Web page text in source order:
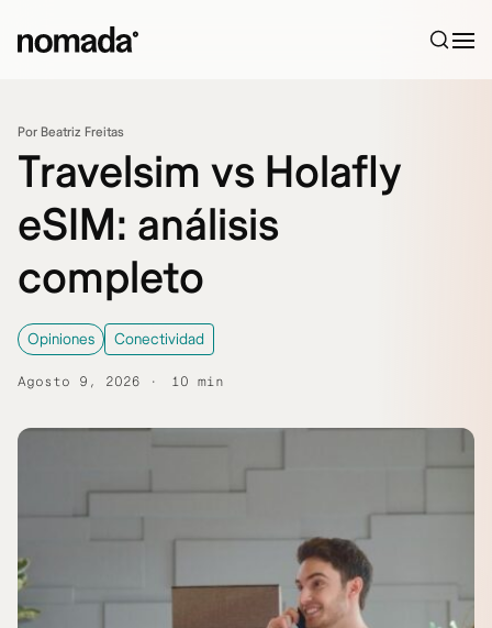
Por Beatriz Freitas
Travelsim vs Holafly
eSIM: análisis
completo
Opiniones Conectividad
Agosto 9, 2026 10 min